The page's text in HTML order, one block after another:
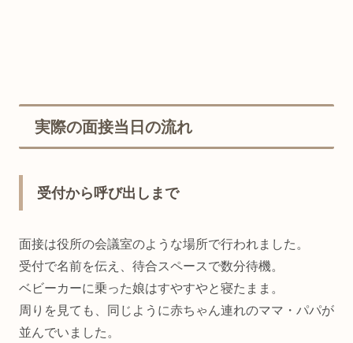
実際の面接当日の流れ
受付から呼び出しまで
面接は役所の会議室のような場所で行われました。
受付で名前を伝え、待合スペースで数分待機。
ベビーカーに乗った娘はすやすやと寝たまま。
周りを見ても、同じように赤ちゃん連れのママ・パパが
並んでいました。